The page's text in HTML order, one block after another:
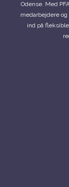
Odense. Med
medarbejdere
ind på